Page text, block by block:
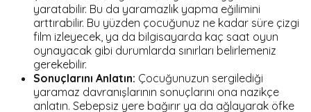
yaratabilir. Bu da yaramazlık yapma eğilimini
arttırabilir. Bu yüzden çocuğunuz ne kadar süre çizgi
film izleyecek, ya da bilgisayarda kaç saat oyun
oynayacak gibi durumlarda sınırları belirlemeniz
gerekebilir.
Sonuçlarını Anlatın: Çocuğunuzun sergilediği
yaramaz davranışlarının sonuçlarını ona nazikçe
anlatın. Sebepsiz yere bağırır ya da ağlayarak öfke